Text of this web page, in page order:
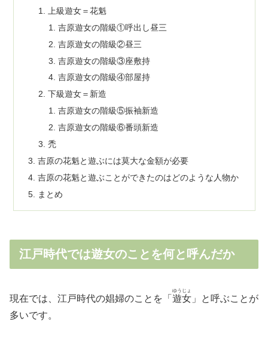
上級遊女＝花魁
吉原遊女の階級①呼出し昼三
吉原遊女の階級②昼三
吉原遊女の階級③座敷持
吉原遊女の階級④部屋持
下級遊女＝新造
吉原遊女の階級⑤振袖新造
吉原遊女の階級⑥番頭新造
禿
吉原の花魁と遊ぶには莫大な金額が必要
吉原の花魁と遊ぶことができたのはどのような人物か
まとめ
江戸時代では遊女のことを何と呼んだか
現在では、江戸時代の娼婦のことを「 遊女
ゆうじょ
」と呼ぶことが
多いです。